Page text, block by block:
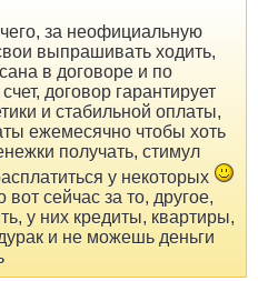
за неофициальную
выпрашивать ходить,
в договоре и по
договор гарантирует
и стабильной оплаты,
ежемесячно чтобы хоть
получать, стимул
у некоторых
сейчас за то, другое,
у них кредиты, квартиры,
и не можешь деньги